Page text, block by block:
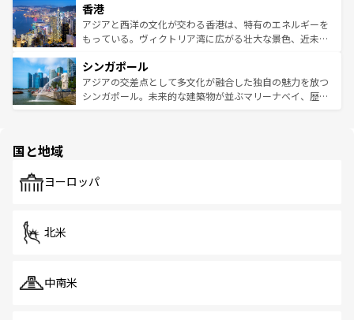
とつ。フォーやバインミー、ベトナムコーヒーなどは、ぜ
ひ現地で味わいたい。どの地域を訪れてもあたたかい人々
が旅行者を迎えてくれるので、きっと忘れられない旅にな
参照してほしい。
の活気が交差している。北部ではチェンマイなどの山岳地
帯で自然と触れ合い、南部ではプーケットやクラビの美し
いビーチでリゾート気分を楽しむことができる。タイ料理
激する。気候は一年中温暖で、どの季節にも異なる楽しみ
が待っている。親しみやすいタイの人々、仏教を中心とし
た文化、そして多様な観光資源が、訪れる旅人を魅了し続
香港
アジアと西洋の文化が交わる香港は、特有のエネルギーを
もっている。ヴィクトリア湾に広がる壮大な景色、近未来
み、どこを訪れても感動するはず。観光スポットが密集し
ており、効率よく見どころを回れるのも魅力。息をのむよ
うな絶景から文化的な体験まで、香港を存分に楽しみ尽く
シンガポール
アジアの交差点として多文化が融合した独自の魅力を放つ
シンガポール。未来的な建築物が並ぶマリーナベイ、歴史
で、ホーカーズは地元の風情を楽しめる外せないスポット
国と地域
ヨーロッパ
北米
中南米